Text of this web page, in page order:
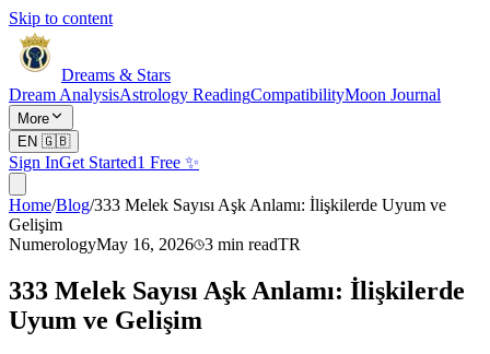
Skip to content
Dreams & Stars
Dream AnalysisAstrology ReadingCompatibilityMoon Journal
More
EN 🇬🇧
Sign InGet Started1 Free ✨
Home/Blog/333 Melek Sayısı Aşk Anlamı: İlişkilerde Uyum ve
Gelişim
NumerologyMay 16, 2026 3 min readTR
333 Melek Sayısı Aşk Anlamı: İlişkilerde
Uyum ve Gelişim